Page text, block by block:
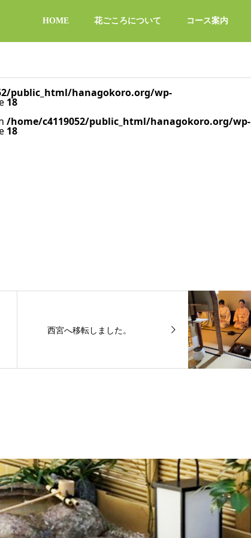
HOME 花ごころについて コース案内
public_html/hanagokoro.org/wp-
18
/home/c4119052/public_html/hanagokoro.org/wp-
18
西宮へ移転しました。